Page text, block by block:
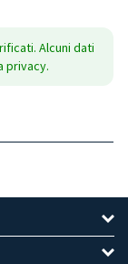
Alcuni dati
privacy.